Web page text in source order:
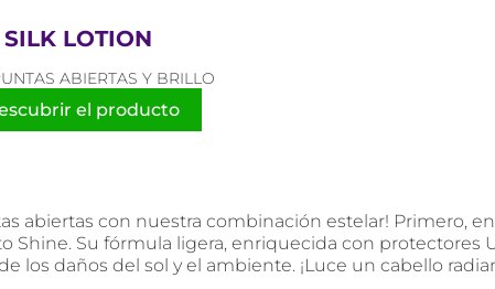
SILK LOTION
ABIERTAS Y BRILLO
el producto
abiertas con nuestra combinación estelar! Primero,
Shine. Su fórmula ligera, enriquecida con protectores
los daños del sol y el ambiente. ¡Luce un cabello